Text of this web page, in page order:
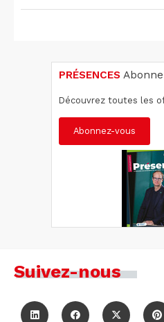
PRÉSENCES
Découvrez toutes les
Abonnez-vous
Suivez-nous